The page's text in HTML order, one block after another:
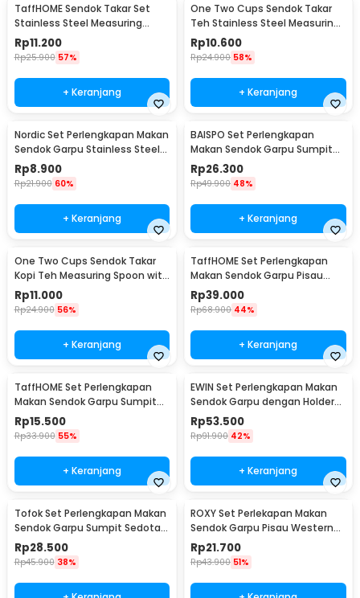
TaffHOME Sendok Takar Set
Stainless Steel Measuring
Spoon 5 PCS - S300
Rp11.200
Rp25.900 57%
+ Keranjang
One Two Cups Sendok Takar
Teh Stainless Steel Measuring
Spoon 5 PCS - S301
Rp10.600
Rp24.900 58%
+ Keranjang
Nordic Set Perlengkapan Makan
Sendok Garpu Stainless Steel
Cutlery Set - XS-B014
Rp8.900
Rp21.900 60%
+ Keranjang
BAISPO Set Perlengkapan
Makan Sendok Garpu Sumpit
Bambu Cutlery Set Winding -
EA025
Rp26.300
Rp49.900 48%
+ Keranjang
One Two Cups Sendok Takar
Kopi Teh Measuring Spoon with
Clip - G166
Rp11.000
Rp24.900 56%
+ Keranjang
TaffHOME Set Perlengkapan
Makan Sendok Garpu Pisau
Sumpit 8 PCS - EA02300
Rp39.000
Rp68.900 44%
+ Keranjang
TaffHOME Set Perlengkapan
Makan Sendok Garpu Sumpit
Pouch Cutlery Set - T1
Rp15.500
Rp33.900 55%
+ Keranjang
EWIN Set Perlengkapan Makan
Sendok Garpu dengan Holder
Angsa Swan Rack - NP311
Rp53.500
Rp91.900 42%
+ Keranjang
Tofok Set Perlengkapan Makan
Sendok Garpu Sumpit Sedotan
dengan Pouch - T5
Rp28.500
Rp45.900 38%
ROXY Set Perlekapan Makan
Sendok Garpu Pisau Western
Cutlery Set 4 PCS - C24
Rp21.700
Rp43.900 51%